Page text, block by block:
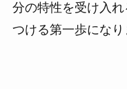
分の特性を受け入
つける第一歩になり